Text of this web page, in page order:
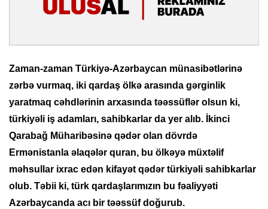
Zaman-zaman Türkiyə-Azərbaycan münasibətlərinə
zərbə vurmaq, iki qardaş ölkə arasında gərginlik
yaratmaq cəhdlərinin arxasında təəssüflər olsun ki,
türkiyəli iş adamları, sahibkarlar da yer alıb. İkinci
Qarabağ Müharibəsinə qədər olan dövrdə
Ermənistanla əlaqələr quran, bu ölkəyə müxtəlif
məhsullar ixrac edən kifayət qədər türkiyəli sahibkarlar
olub. Təbii ki, türk qardaşlarımızın bu fəaliyyəti
Azərbaycanda acı bir təəssüf doğurub.